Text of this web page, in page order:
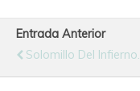
Entrada Anterior
Solomillo Del Infierno.